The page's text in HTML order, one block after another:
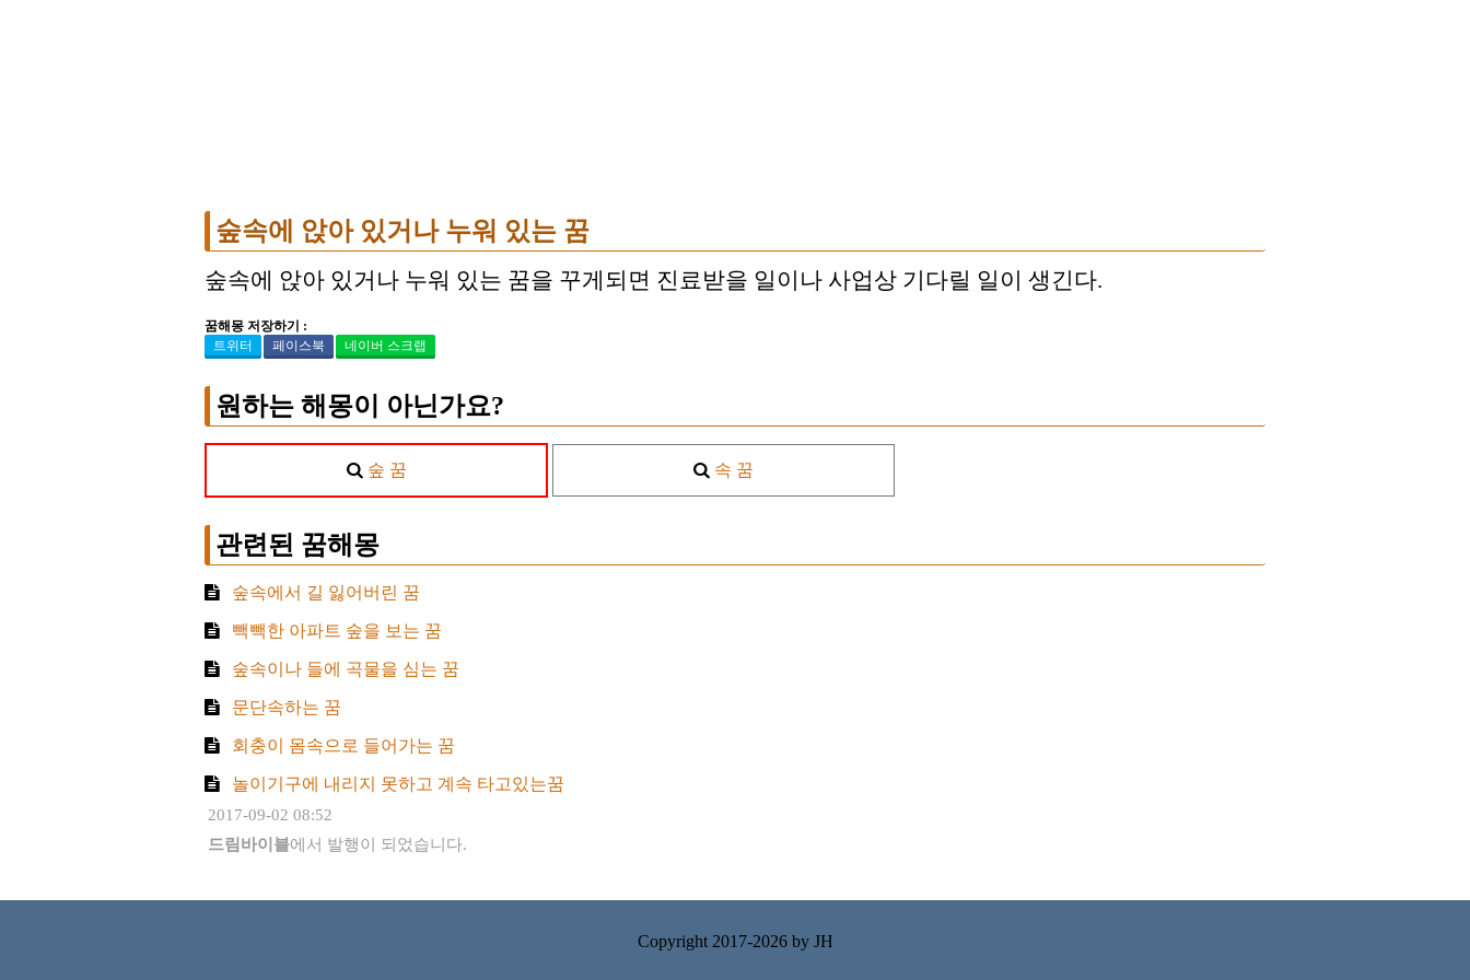
숲속에 앉아 있거나 누워 있는 꿈
숲속에 앉아 있거나 누워 있는 꿈을 꾸게되면 진료받을 일이나 사업상 기다릴 일이 생긴다.
꿈해몽 저장하기 :
트위터
페이스북 네이버 스크랩
원하는 해몽이 아닌가요?
숲 꿈 속 꿈
관련된 꿈해몽
숲속에서 길 잃어버린 꿈
빽빽한 아파트 숲을 보는 꿈
숲속이나 들에 곡물을 심는 꿈
문단속하는 꿈
회충이 몸속으로 들어가는 꿈
놀이기구에 내리지 못하고 계속 타고있는꿈
2017-09-02 08:52
드림바이블에서 발행이 되었습니다.
Copyright 2017-2026 by JH